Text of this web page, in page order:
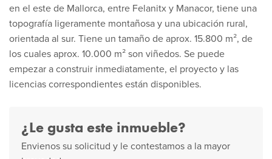
en el este de Mallorca, entre Felanitx y Manacor, tiene una
topografía ligeramente montañosa y una ubicación rural,
orientada al sur. Tiene un tamaño de aprox. 15.800 m², de
los cuales aprox. 10.000 m² son viñedos. Se puede
empezar a construir inmediatamente, el proyecto y las
licencias correspondientes están disponibles.
¿Le gusta este inmueble?
Envienos su solicitud y le contestamos a la mayor